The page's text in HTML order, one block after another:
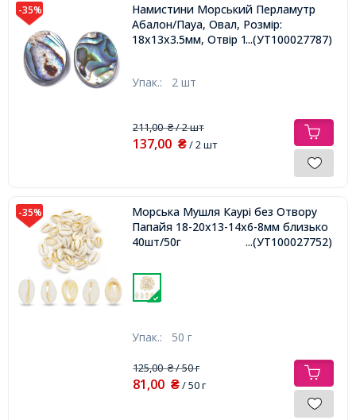
-35%
Намистини Морський Перламутр
Абалон/Пауа, Овал, Розмір:
18х13х3.5мм, Отвір 1мм,...(УТ100027787)
Упак.: 2 шт
211,00₴/ 2 шт
137,00 ₴/ 2 шт
-35%
Морська Мушля Каурі без Отвору
Папайя 18-20x13-14x6-8мм близько
40шт/50г
...(УТ100027752)
Упак.: 50 г
125,00₴/ 50 г
81,00 ₴/ 50 г